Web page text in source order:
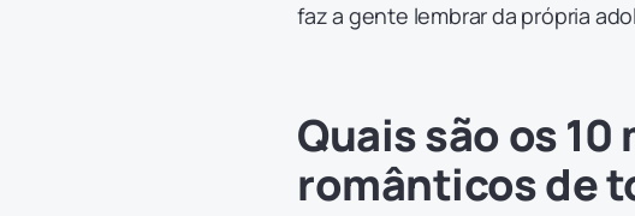
faz a gente lembrar da própria
Quais são os
românticos de